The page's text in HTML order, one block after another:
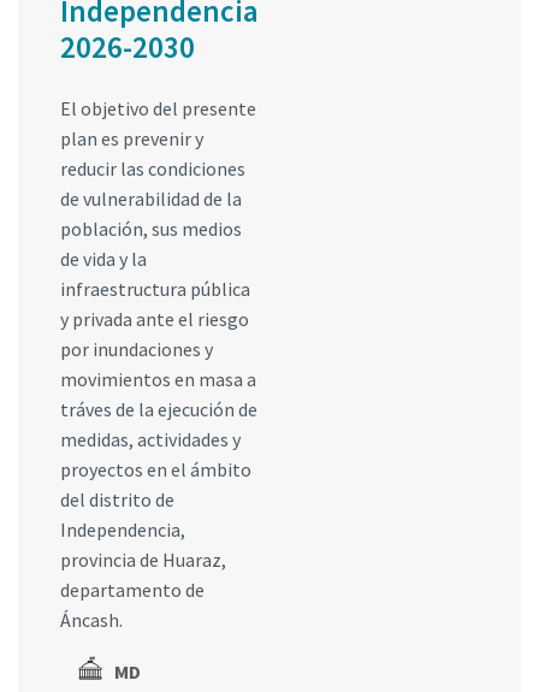
Independencia
2026-2030
El objetivo del presente
plan es prevenir y
reducir las condiciones
de vulnerabilidad de la
población, sus medios
de vida y la
infraestructura pública
y privada ante el riesgo
por inundaciones y
movimientos en masa a
tráves de la ejecución de
medidas, actividades y
proyectos en el ámbito
del distrito de
Independencia,
provincia de Huaraz,
departamento de
Áncash.
MD